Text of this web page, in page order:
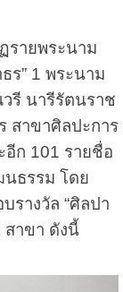
ายพระนาม
ร” 1 พระนาม
รี นารีรัตนราช
สาขาศิลปะการ
ก 101 รายชื่อ
ธรรม โดย
รางวัล “ศิลปา
สาขา ดังนี้